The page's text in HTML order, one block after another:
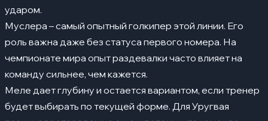
ударом.
Муслера – самый опытный голкипер этой линии. Его
роль важна даже без статуса первого номера. На
чемпионате мира опыт раздевалки часто влияет на
команду сильнее, чем кажется.
Меле дает глубину и остается вариантом, если тренер
будет выбирать по текущей форме. Для Уругвая